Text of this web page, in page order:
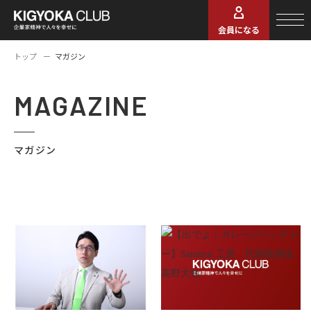
会員になる
トップ マガジン
MAGAZINE
マガジン